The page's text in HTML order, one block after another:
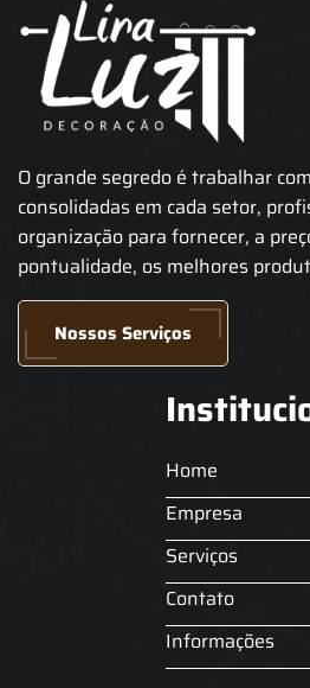
O grande segredo é trabalhar
consolidadas em cada setor,
organização para fornecer, a
pontualidade, os melhores
Nossos Serviços
Home
Empresa
Serviços
Contato
Informações